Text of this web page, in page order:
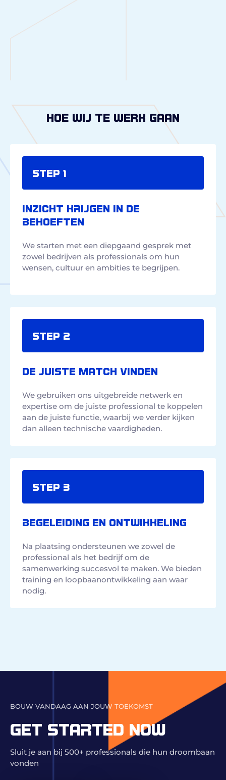
Hoe Wij Te Werk Gaan
Step 1
INZICHT KRIJGEN IN DE
BEHOEFTEN
We starten met een diepgaand gesprek met
zowel bedrijven als professionals om hun
wensen, cultuur en ambities te begrijpen.
Step 2
DE JUISTE MATCH VINDEN
We gebruiken ons uitgebreide netwerk en
expertise om de juiste professional te koppelen
aan de juiste functie, waarbij we verder kijken
dan alleen technische vaardigheden.
Step 3
BEGELEIDING EN ONTWIKKELING
Na plaatsing ondersteunen we zowel de
professional als het bedrijf om de
samenwerking succesvol te maken. We bieden
training en loopbaanontwikkeling aan waar
nodig.
BOUW VANDAAG AAN JOUW TOEKOMST
GET STARTED NOW
Sluit je aan bij 500+ professionals die hun droombaan
vonden